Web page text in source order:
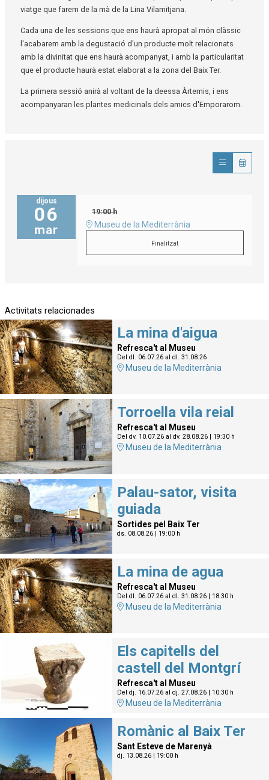
viatge que farem de la mà de la Lina Vilamitjana.
Cada una de les sessions que ens haurà apropat al món clàssic
l'acabarem amb la degustació d'un producte molt relacionats
amb la divinitat que ens haurà acompanyat, i amb la particularitat
que el producte haurà estat elaborat a la zona del Baix Ter.
La primera sessió anirà al voltant de la deessa Àrtemis, i ens
acompanyaran les plantes medicinals dels amics d'Emporarom.
dijous
06
mar
19:00 h
Museu de la Mediterrània
Finalitzat
Activitats relacionades
La mina d'aigua
Refresca't al Museu
Del dl. 06.07.26al dl. 31.08.26
Museu de la Mediterrània
Torroella vila reial
Refresca't al Museu
Del dv. 10.07.26al dv. 28.08.26| 19:30 h
Museu de la Mediterrània
Palau-sator, visita
guiada
Sortides pel Baix Ter
ds. 08.08.26| 19:00 h
La mina de agua
Refresca't al Museu
Del dl. 06.07.26al dl. 31.08.26| 18:30 h
Museu de la Mediterrània
Els capitells del
castell del Montgrí
Refresca't al Museu
Del dj. 16.07.26al dj. 27.08.26| 10:30 h
Museu de la Mediterrània
Romànic al Baix Ter
Sant Esteve de Marenyà
dj. 13.08.26| 19:00 h